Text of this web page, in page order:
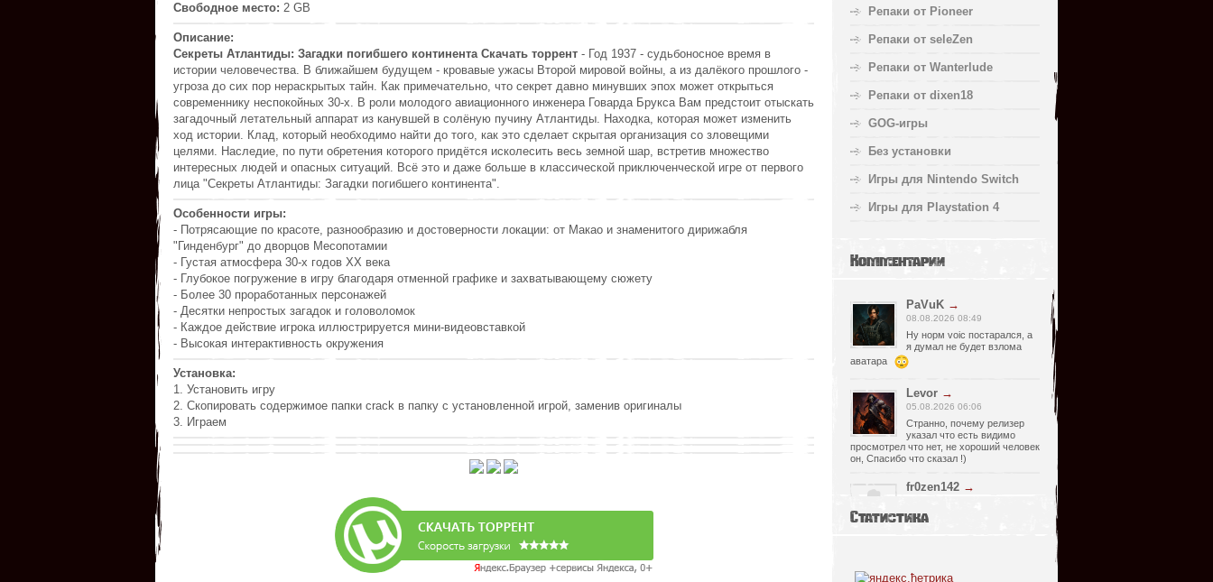
Свободное место: 2 GB
Описание:
Секреты Атлантиды: Загадки погибшего континента Скачать торрент - Год 1937 - судьбоносное время в
истории человечества. В ближайшем будущем - кровавые ужасы Второй мировой войны, а из далёкого прошлого -
угроза до сих пор нераскрытых тайн. Как примечательно, что секрет давно минувших эпох может открыться
современнику неспокойных 30-х. В роли молодого авиационного инженера Говарда Брукса Вам предстоит отыскать
загадочный летательный аппарат из канувшей в солёную пучину Атлантиды. Находка, которая может изменить
ход истории. Клад, который необходимо найти до того, как это сделает скрытая организация со зловещими
целями. Наследие, по пути обретения которого придётся исколесить весь земной шар, встретив множество
интересных людей и опасных ситуаций. Всё это и даже больше в классической приключенческой игре от первого
лица "Секреты Атлантиды: Загадки погибшего континента".
Особенности игры:
- Потрясающие по красоте, разнообразию и достоверности локации: от Макао и знаменитого дирижабля
"Гинденбург" до дворцов Месопотамии
- Густая атмосфера 30-х годов XX века
- Глубокое погружение в игру благодаря отменной графике и захватывающему сюжету
- Более 30 проработанных персонажей
- Десятки непростых загадок и головоломок
- Каждое действие игрока иллюстрируется мини-видеовставкой
- Высокая интерактивность окружения
Установка:
1. Установить игру
2. Скопировать содержимое папки crack в папку с установленной игрой, заменив оригиналы
3. Играем
Репаки от Pioneer
Репаки от seleZen
Репаки от Wanterlude
Репаки от dixen18
GOG-игры
Без установки
Игры для Nintendo Switch
Игры для Playstation 4
Комментарии
PaVuK →
08.08.2026 08:49
Ну норм voic постарался, а
я думал не будет взлома
аватара
Levor →
05.08.2026 06:06
Странно, почему релизер
указал что есть видимо
просмотрел что нет, не хороший человек
он, Спасибо что сказал !)
fr0zen142 →
нет Русской озвучки, зря
Статистика